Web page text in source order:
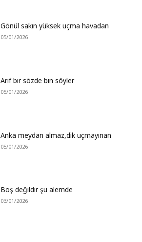
Gönül sakın yüksek uçma havadan
05/01/2026
Arif bir sözde bin söyler
05/01/2026
Anka meydan almaz,dik uçmayınan
05/01/2026
Boş değildir şu alemde
03/01/2026